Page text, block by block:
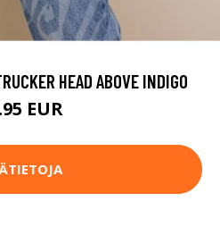
HEAD ABOVE INDIGO
EUR